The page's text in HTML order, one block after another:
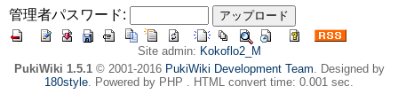
管理者パスワード:
Site admin: Kokoflo2_M
PukiWiki 1.5.1© 2001-2016 PukiWiki Development Team. Designed by
180style. Powered by PHP . HTML convert time: 0.001 sec.